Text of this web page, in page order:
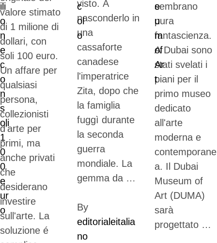
valore stimato
di 1 milione di
dollari, con
soli 100 euro.
Un affare per
qualsiasi
persona,
collezionisti
d'arte per
primi, ma
anche privati
che
desiderano
investire
sull'arte. La
soluzione é
visto. A
nasconderlo in
una
cassaforte
canadese
l'imperatrice
Zita, dopo che
la famiglia
fuggì durante
la seconda
guerra
mondiale. La
gemma da …
By
editorialeitalia
no
sembrano
pura
fantascienza.
A Dubai sono
stati svelati i
piani per il
primo museo
dedicato
all'arte
moderna e
contemporane
a. Il Dubai
Museum of
Art (DUMA)
sarà
progettato …